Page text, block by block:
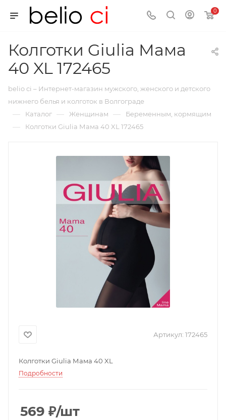
0
Колготки Giulia Мама
40 XL 172465
belio ci – Интернет-магазин мужского, женского и детского
нижнего белья и колготок в Волгограде
— Каталог — Женщинам — Беременным, кормящим
— Колготки Giulia Мама 40 XL 172465
Артикул: 172465
Колготки Giulia Мама 40 XL
Подробности
569 ₽/шт